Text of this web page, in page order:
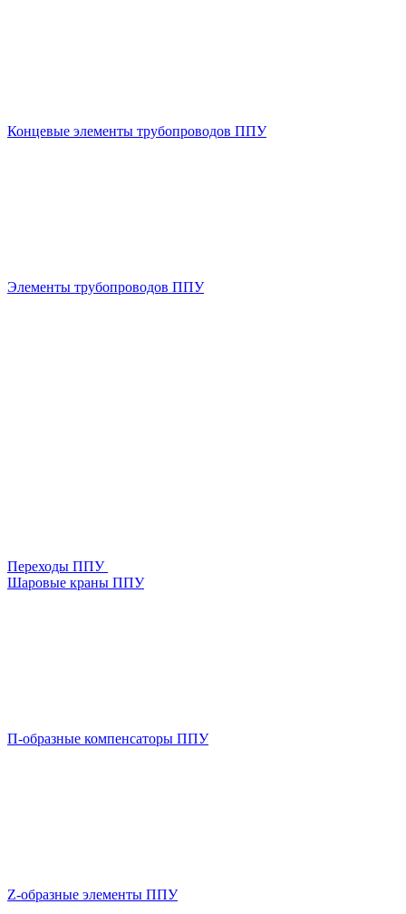
Концевые элементы трубопроводов ППУ
Элементы трубопроводов ППУ
Переходы ППУ
Шаровые краны ППУ
П-образные компенсаторы ППУ
Z-образные элементы ППУ